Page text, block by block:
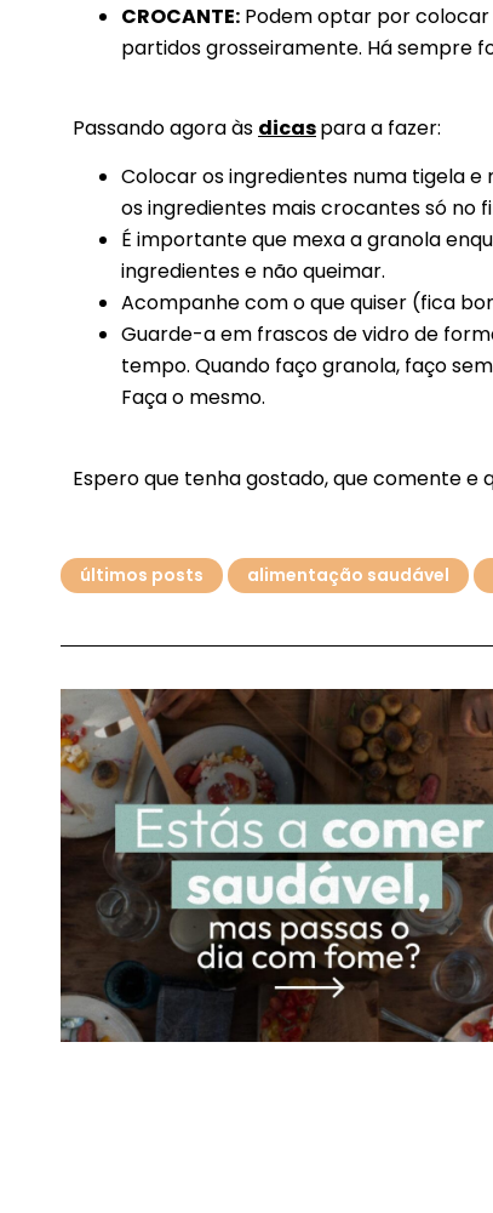
CROCANTE: Podem optar por
partidos grosseiramente. Há sempre
Passando agora às dicaspara a fazer:
Colocar os ingredientes numa tigela
os ingredientes mais crocantes só no
É importante que mexa a granola
ingredientes e não queimar.
Acompanhe com o que quiser (fica
Guarde-a em frascos de vidro de
tempo. Quando faço granola, faço
Faça o mesmo.
Espero que tenha gostado, que comente e
últimos posts alimentação saudável